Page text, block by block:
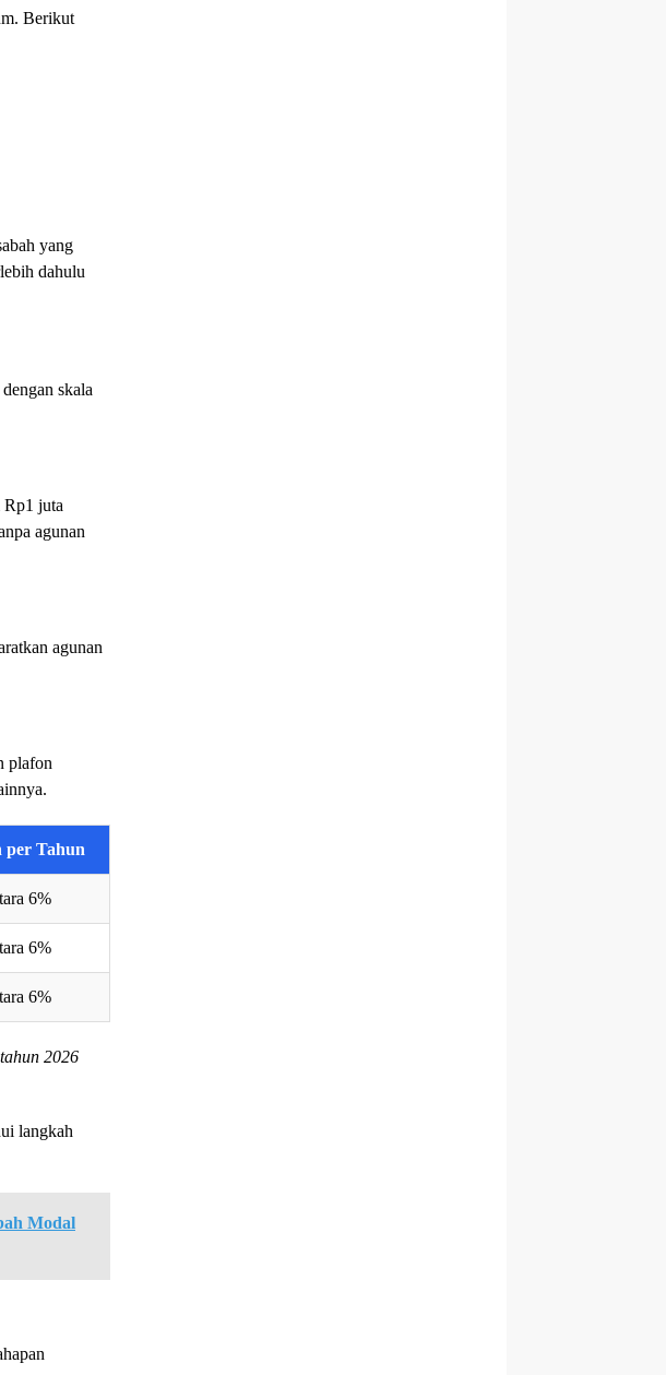
Berikut
yang
dahulu
skala
Rp1 juta
agunan
agunan
plafon
per Tahun
6%
6%
6%
2026
langkah
Modal